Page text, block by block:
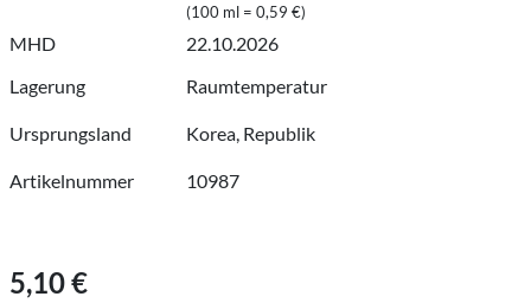
(100 ml = 0,59 €)
MHD
22.10.2026
Lagerung
Raumtemperatur
Ursprungsland Korea, Republik
Artikelnummer 10987
5,10 €